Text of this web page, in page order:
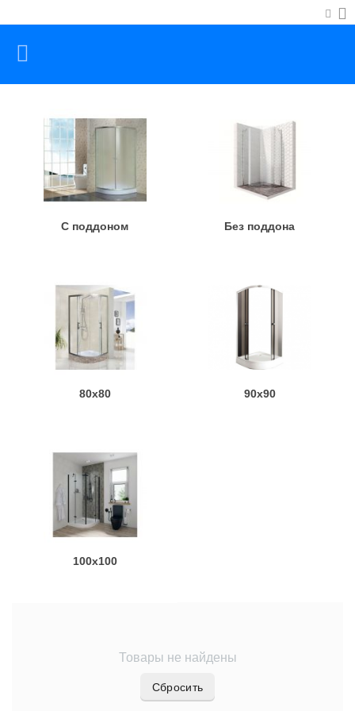
С поддоном Без поддона
80x80 90x90
100x100
Товары не найдены
Сбросить